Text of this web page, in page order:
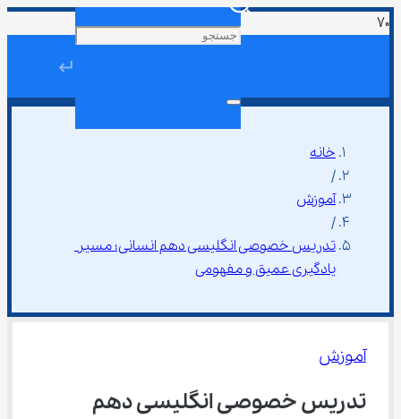
↵
خانه
/
آموزش
/
تدریس خصوصی انگلیسی دهم انسانی؛ مسیر
یادگیری عمیق و مفهومی
آموزش
تدریس خصوصی انگلیسی دهم